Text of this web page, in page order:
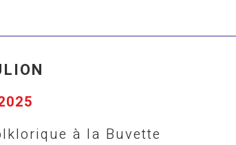
à la Buvette